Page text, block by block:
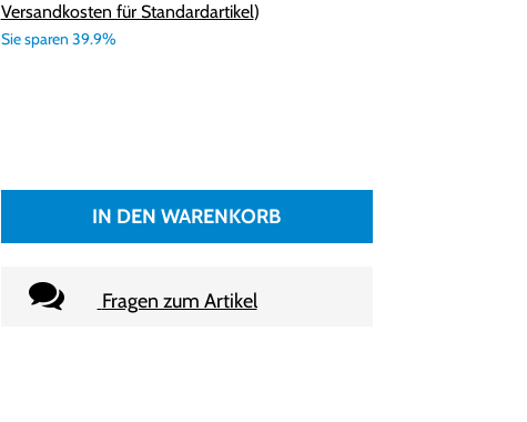
Versandkosten für Standardartikel)
Sie sparen 39.9%
IN DEN WARENKORB
Fragen zum Artikel